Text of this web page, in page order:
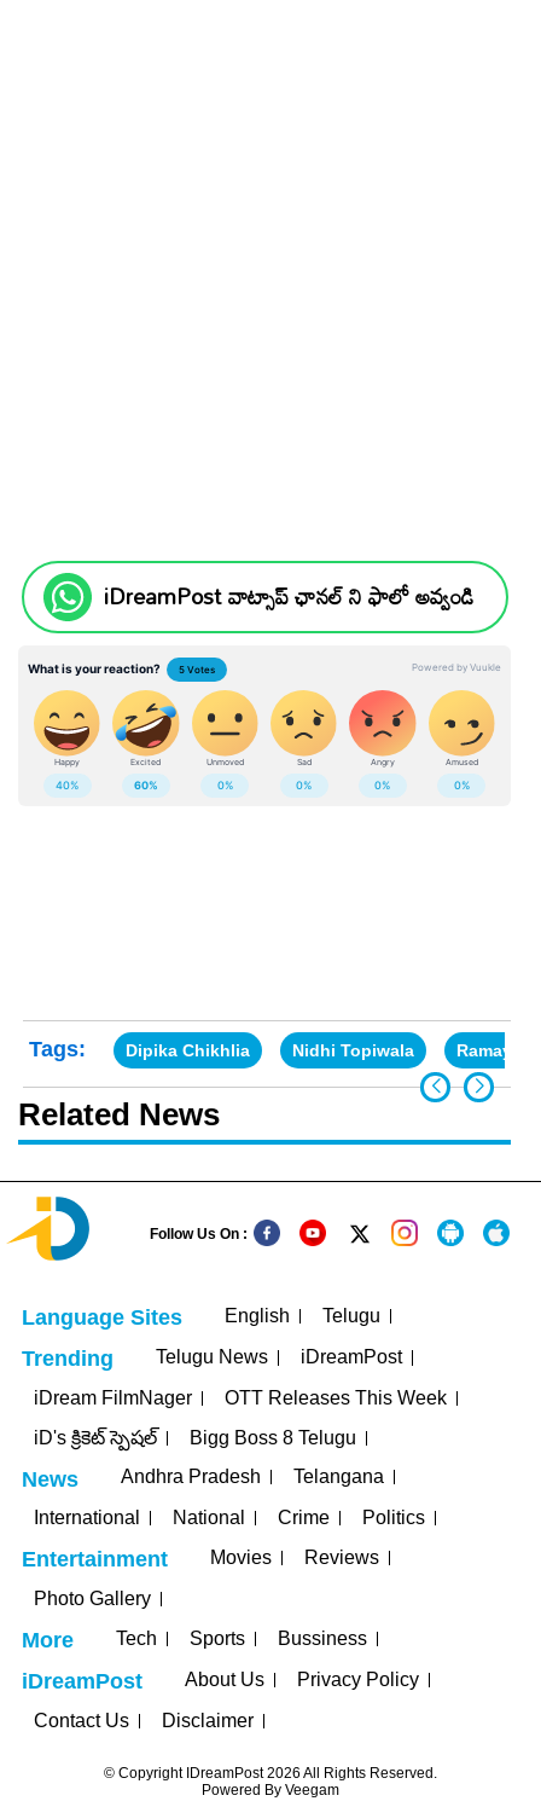
iDreamPost వాట్సాప్ ఛానల్ ని ఫాలో అవ్వండి
Tags: Dipika Chikhlia Nidhi Topiwala
Related News
Follow Us On :
Language Sites English Telugu
Trending Telugu News
iDreamPost
iDream FilmNager
OTT Releases This Week
iD's క్రికెట్ స్పెషల్
Bigg Boss 8 Telugu
News Andhra Pradesh
Telangana
International
National Crime Politics
Entertainment Movies
Reviews
Photo Gallery
More Tech Sports Bussiness
iDreamPost About Us
Privacy Policy
Contact Us
Disclaimer
© Copyright IDreamPost 2026 All Rights Reserved.
Powered By Veegam